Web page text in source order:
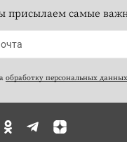
присылаем самые
обработку персональных данных